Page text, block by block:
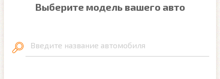
Выберите модель вашего авто
Введите название автомобиля